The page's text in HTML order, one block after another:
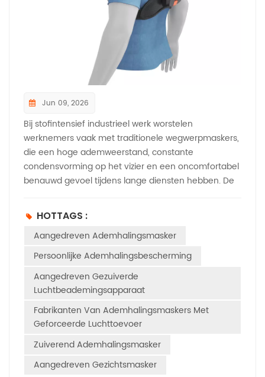
Jun 09, 2026
Bij stofintensief industrieel werk worstelen
werknemers vaak met traditionele wegwerpmaskers,
die een hoge ademweerstand, constante
condensvorming op het vizier en een oncomfortabel
benauwd gevoel tijdens lange diensten hebben. De
ademhalingsbescherming (PAPR) De NEW AIR-unit
lost deze veelvoorkomende problemen op met een
constante positieve luchtstroom en een
fijnstoffiltratie-efficiëntie van 99,97%. Deze unit is
12942 en is speciaal ontworpen voor bescherming
tegen vaste stofdeeltjes. Het extra actieve
koolstoffilter zorgt slechts voor een lichte
geurvermindering en verbetert het draagcomfort,
dampen, chemische gassen of gevaarlijke stoffen.
Deze handleiding beschrijft de ideale
HOTTAGS :
Aangedreven Ademhalingsmasker
Persoonlijke Ademhalingsbescherming
Aangedreven Gezuiverde
Luchtbeademingsapparaat
Fabrikanten Van Ademhalingsmaskers Met
Geforceerde Luchttoevoer
Zuiverend Ademhalingsmasker
Aangedreven Gezichtsmasker